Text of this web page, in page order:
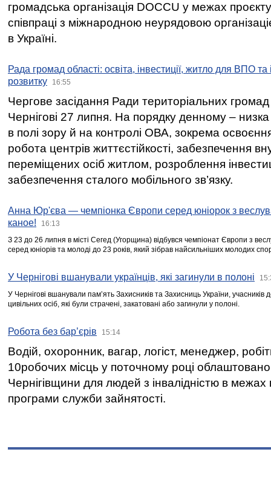
громадська організація DOCCU у межах
співпраці з міжнародною неурядовою
в Україні.
Рада громад області: освіта, інвестиції, житло для ВПО
розвитку
16:55
Чергове засідання Ради територіальних громад
Чернігові 27 липня. На порядку денному –
в полі зору й на контролі ОВА, зокрема освоєння
робота центрів життєстійкості, забезпечення
переміщених осіб житлом, розроблення
забезпечення сталого мобільного зв’язку.
Анна Юр'єва — чемпіонка Європи серед юніорок з
каное!
16:13
З 23 до 26 липня в місті Сегед (Угорщина) відбувся чемпіонат Європи з
серед юніорів та молоді до 23 років, який зібрав найсильніших молодих
У Чернігові вшанували українців, які загинули в полоні
У Чернігові вшанували пам’ять Захисників та Захисниць України,
цивільних осіб, які були страчені, закатовані або загинули у полоні.
Робота без бар’єрів 15:14
Водій, охоронник, вагар, логіст, менеджер,
10робочих місць у поточному році
Чернігівщини для людей з інвалідністю в межах
програми служби зайнятості.